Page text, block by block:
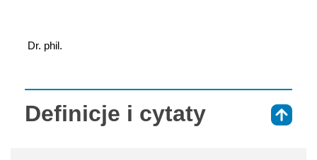
Dr. phil.
Definicje i cytaty